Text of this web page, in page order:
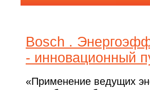
Bosch .
- инновационный
«Применение ведущих